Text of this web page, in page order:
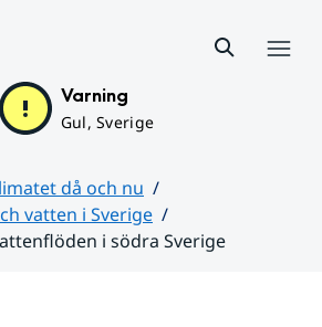
Varning
Gul, Sverige
då och nu
vatten i Sverige
i södra Sverige